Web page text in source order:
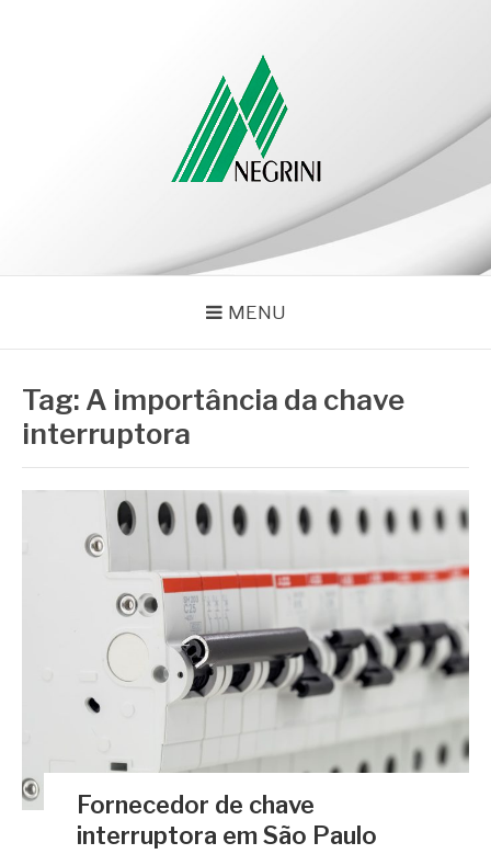
MENU
Tag: A importância da chave
interruptora
Fornecedor de chave
interruptora em São Paulo